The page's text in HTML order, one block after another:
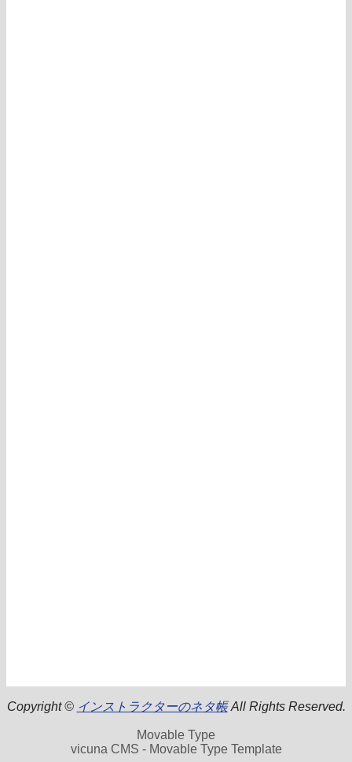
Copyright © インストラクターのネタ帳All Rights Reserved.
Movable Type
vicuna CMS - Movable Type Template